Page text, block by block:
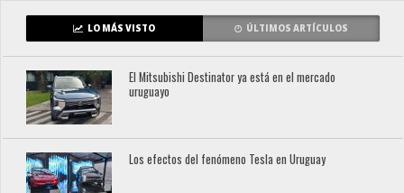
LO MÁS VISTO ÚLTIMOS ARTÍCULOS
El Mitsubishi Destinator ya está en el mercado
uruguayo
Los efectos del fenómeno Tesla en Uruguay